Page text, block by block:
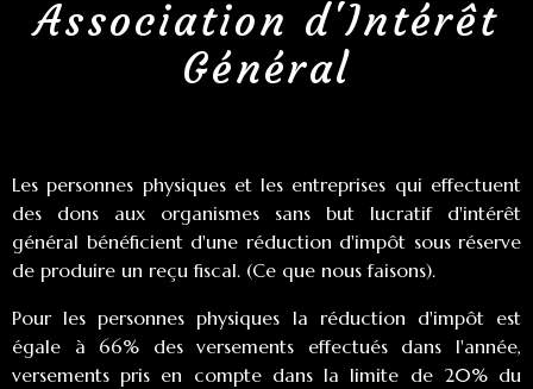
Association d'Intérêt
Général
Les personnes physiques et les entreprises qui effectuent
des dons aux organismes sans but lucratif d'intérêt
général bénéficient d'une réduction d'impôt sous réserve
de produire un reçu fiscal. (Ce que nous faisons).
Pour les personnes physiques la réduction d'impôt est
égale à 66% des versements effectués dans l'année,
versements pris en compte dans la limite de 20% du